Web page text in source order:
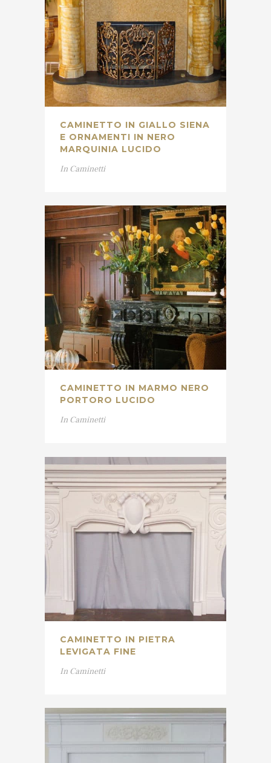
CAMINETTO IN GIALLO SIENA
E ORNAMENTI IN NERO
MARQUINIA LUCIDO
In Caminetti
CAMINETTO IN MARMO NERO
PORTORO LUCIDO
In Caminetti
CAMINETTO IN PIETRA
LEVIGATA FINE
In Caminetti